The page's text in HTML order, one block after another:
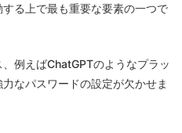
る上で最も重要な要素の一つで
例えばChatGPTのようなプラッ
なパスワードの設定が欠かせま